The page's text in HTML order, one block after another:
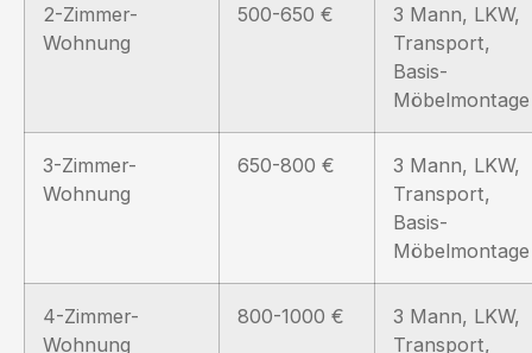
2-Zimmer-
Wohnung
500-650 €
3 Mann, LKW,
Transport,
Basis-
Möbelmontage
3-Zimmer-
Wohnung
650-800 €
3 Mann, LKW,
Transport,
Basis-
Möbelmontage
4-Zimmer-
Wohnung
800-1000 €
3 Mann, LKW,
Transport,